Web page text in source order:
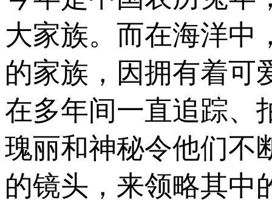
大家族。而在海洋中
的家族，因拥有着可
在多年间一直追踪、
瑰丽和神秘令他们不
的镜头，来领略其中